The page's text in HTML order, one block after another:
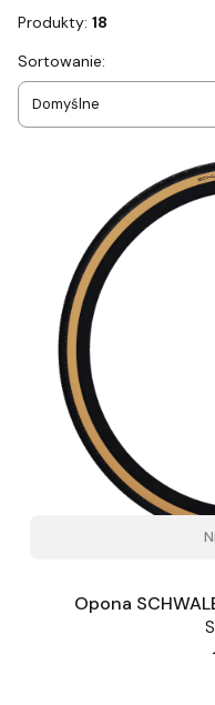
Produkty: 18
Lista
Sortowanie:
Domyślne
Opona